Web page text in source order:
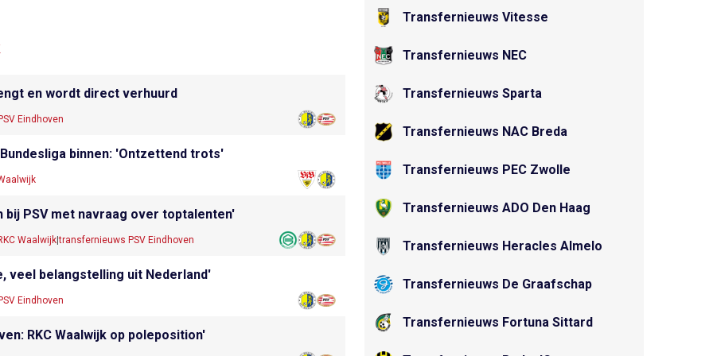
en wordt direct verhuurd
Eindhoven
binnen: 'Ontzettend trots'
bij PSV met navraag over toptalenten'
Waalwijk|transfernieuws PSV Eindhoven
veel belangstelling uit Nederland'
Eindhoven
RKC Waalwijk op poleposition'
Transfernieuws Vitesse
Transfernieuws NEC
Transfernieuws Sparta
Transfernieuws NAC Breda
Transfernieuws PEC Zwolle
Transfernieuws ADO Den Haag
Transfernieuws Heracles Almelo
Transfernieuws De Graafschap
Transfernieuws Fortuna Sittard